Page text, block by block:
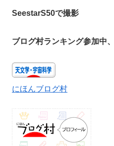
SeestarS50で撮影
ブログ村ランキング参加中
にほんブログ村